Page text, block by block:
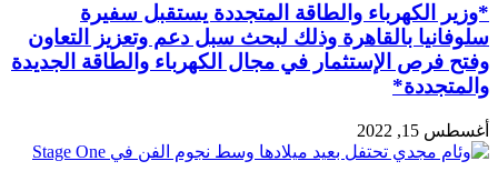
*وزير الكهرباء والطاقة المتجددة يستقبل سفيرة
سلوفانيا بالقاهرة وذلك لبحث سبل دعم وتعزيز التعاون
وفتح فرص الإستثمار في مجال الكهرباء والطاقة الجديدة
والمتجددة*
أغسطس 15, 2022